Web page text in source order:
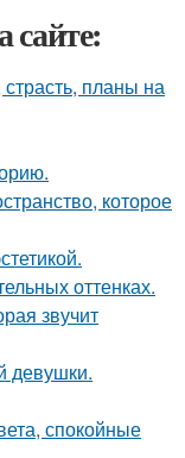
сайте:
планы на
которое
оттенках.
звучит
девушки.
спокойные